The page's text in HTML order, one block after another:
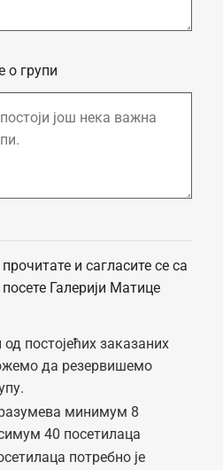
о групи
и сагласите се са
Галерији Матице
постојећих заказаних
да резервишемо
минимум 8
40 посетилаца
потребно је